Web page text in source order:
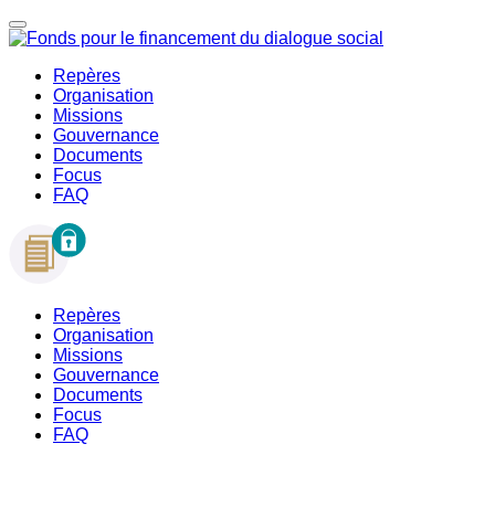
Repères
Organisation
Missions
Gouvernance
Documents
Focus
FAQ
Repères
Organisation
Missions
Gouvernance
Documents
Focus
FAQ